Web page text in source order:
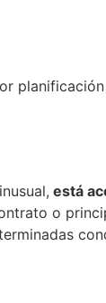
está
o